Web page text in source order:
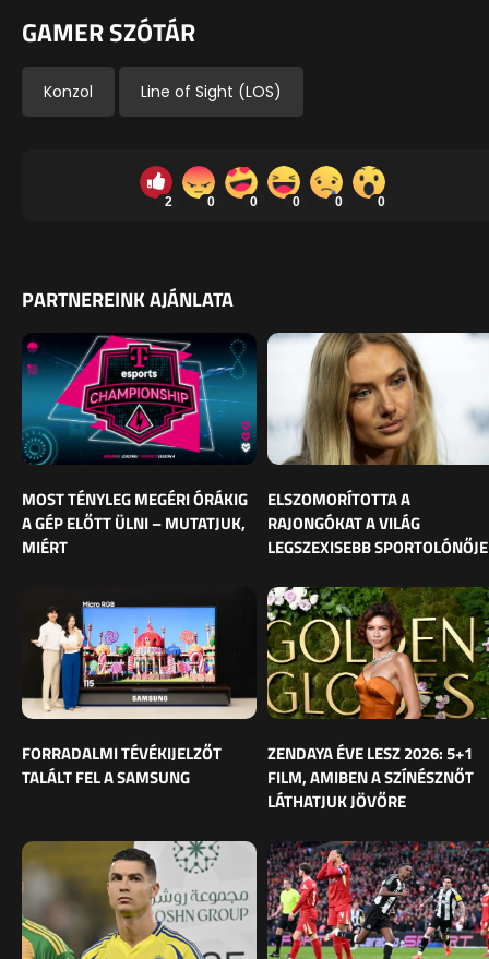
GAMER SZÓTÁR
Konzol Line of Sight (LOS)
2 0 0 0 0 0
PARTNEREINK AJÁNLATA
MOST TÉNYLEG MEGÉRI ÓRÁKIG
A GÉP ELŐTT ÜLNI – MUTATJUK,
MIÉRT
ELSZOMORÍTOTTA A
RAJONGÓKAT A VILÁG
LEGSZEXISEBB SPORTOLÓNŐJE
FORRADALMI TÉVÉKIJELZŐT
TALÁLT FEL A SAMSUNG
ZENDAYA ÉVE LESZ 2026: 5+1
FILM, AMIBEN A SZÍNÉSZNŐT
LÁTHATJUK JÖVŐRE